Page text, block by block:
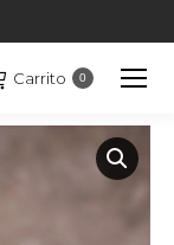
Carrito 0